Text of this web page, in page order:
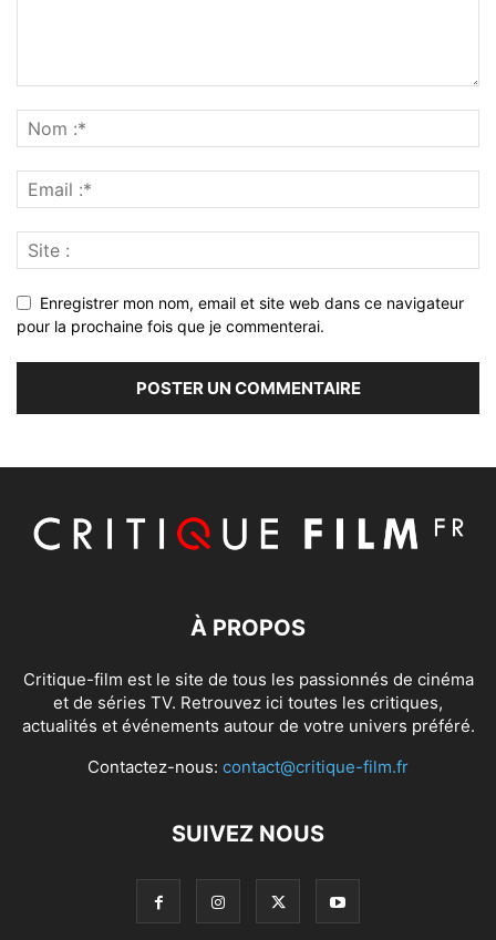
Enregistrer mon nom, email et site web dans ce navigateur
pour la prochaine fois que je commenterai.
À PROPOS
Critique-film est le site de tous les passionnés de cinéma
et de séries TV. Retrouvez ici toutes les critiques,
actualités et événements autour de votre univers préféré.
Contactez-nous: contact@critique-film.fr
SUIVEZ NOUS